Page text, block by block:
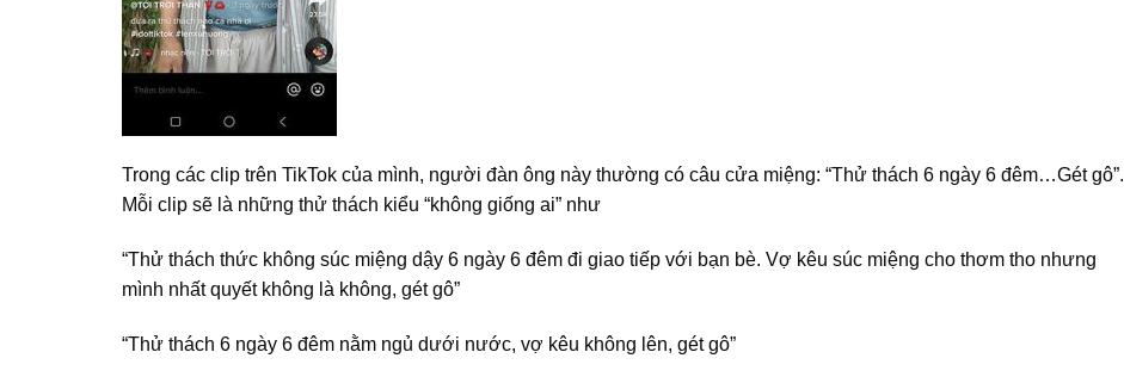
Trong các clip trên TikTok của mình, người đàn ông này thường có câu cửa miệng: “Thử thách 6 ngày 6 đêm…Gét gô”.
Mỗi clip sẽ là những thử thách kiểu “không giống ai” như
“Thử thách thức không súc miệng dậy 6 ngày 6 đêm đi giao tiếp với bạn bè. Vợ kêu súc miệng cho thơm tho nhưng
mình nhất quyết không là không, gét gô”
“Thử thách 6 ngày 6 đêm nằm ngủ dưới nước, vợ kêu không lên, gét gô”